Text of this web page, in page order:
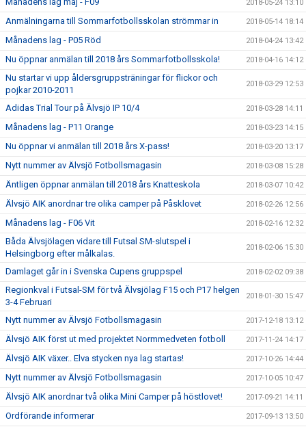
2018-05-24 13:10
Anmälningarna till Sommarfotbollsskolan strömmar in 2018-05-14 18:14
Månadens lag - P05 Röd 2018-04-24 13:42
Nu öppnar anmälan till 2018 års Sommarfotbollsskola! 2018-04-16 14:12
Nu startar vi upp åldersgruppsträningar för flickor och
pojkar 2010-2011
2018-03-29 12:53
Adidas Trial Tour på Älvsjö IP 10/4 2018-03-28 14:11
Månadens lag - P11 Orange 2018-03-23 14:15
Nu öppnar vi anmälan till 2018 års X-pass! 2018-03-20 13:17
Nytt nummer av Älvsjö Fotbollsmagasin 2018-03-08 15:28
Äntligen öppnar anmälan till 2018 års Knatteskola 2018-03-07 10:42
Älvsjö AIK anordnar tre olika camper på Påsklovet 2018-02-26 12:56
Månadens lag - F06 Vit 2018-02-16 12:32
Båda Älvsjölagen vidare till Futsal SM-slutspel i
Helsingborg efter målkalas.
2018-02-06 15:30
Damlaget går in i Svenska Cupens gruppspel 2018-02-02 09:38
Regionkval i Futsal-SM för två Älvsjölag F15 och P17 helgen
3-4 Februari
2018-01-30 15:47
Nytt nummer av Älvsjö Fotbollsmagasin 2017-12-18 13:12
Älvsjö AIK först ut med projektet Normmedveten fotboll 2017-11-24 14:17
Älvsjö AIK växer.. Elva stycken nya lag startas! 2017-10-26 14:44
Nytt nummer av Älvsjö Fotbollsmagasin 2017-10-05 10:47
Älvsjö AIK anordnar två olika Mini Camper på höstlovet! 2017-09-21 14:11
Ordförande informerar 2017-09-13 13:50